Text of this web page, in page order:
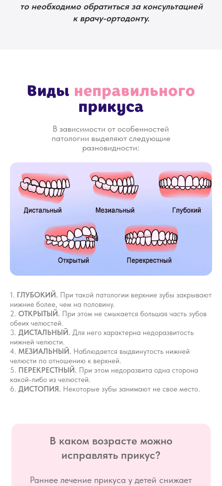
то необходимо обратиться за консультацией
к врачу-ортодонту.
1. ГЛУБОКИЙ. При такой патологии верхние зубы закрывают
нижние более, чем на половину.
2. ОТКРЫТЫЙ. При этом не смыкается большая часть зубов
обеих челюстей.
3. ДИСТАЛЬНЫЙ. Для него характерна недоразвитость
нижней челюсти.
4. МЕЗИАЛЬНЫЙ. Наблюдается выдвинутость нижней
челюсти по отношению к верхней.
5. ПЕРЕКРЕСТНЫЙ. При этом недоразвита одна сторона
какой-либо из челюстей.
6. ДИСТОПИЯ. Некоторые зубы занимают не свое место.
В каком возрасте можно
исправлять прикус?
Раннее лечение прикуса у детей снижает
В стоматологической клинике «Зубная Фея»,
Санкт-Петербург, применяют следующие
виды аппаратов для исправления прикуса: